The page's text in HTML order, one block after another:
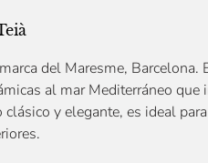
del Maresme, Barcelona.
al mar Mediterráneo que
y elegante, es ideal